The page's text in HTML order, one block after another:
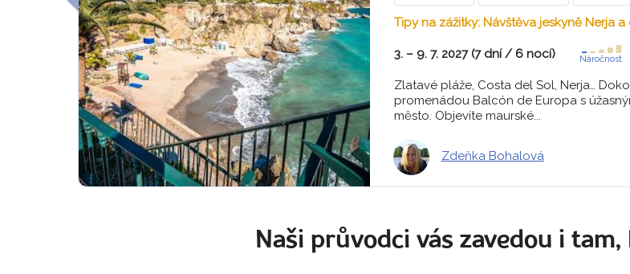
Tipy na zážitky: Návštěva jeskyně Nerja
3. – 9. 7. 2027 (7 dní / 6 nocí) Náročnost
Zlatavé pláže, Costa del Sol, Nerja…
promenádou Balcón de Europa s
město. Objevíte maurské...
Zdeňka Bohalová
Naši průvodci vás zavedou i